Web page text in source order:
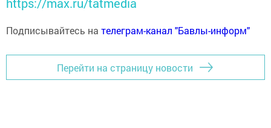
https://max.ru/tatmedia
Подписывайтесь на телеграм-канал "Бавлы-информ"
Перейти на страницу новости